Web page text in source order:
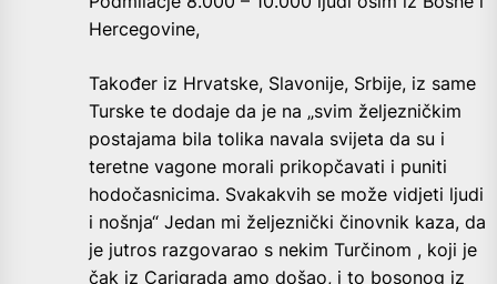
Hercegovine,
Također iz Hrvatske, Slavonije, Srbije, iz same
Turske te dodaje da je na „svim željezničkim
postajama bila tolika navala svijeta da su i
teretne vagone morali prikopčavati i puniti
hodočasnicima. Svakakvih se može vidjeti ljudi
i nošnja“ Jedan mi željeznički činovnik kaza, da
je jutros razgovarao s nekim Turčinom , koji je
čak iz Carigrada amo došao, i to bosonog iz